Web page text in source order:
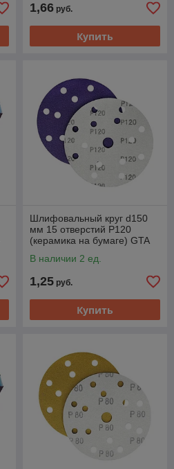
1,66 руб.
Купить
Шлифовальный круг d150
мм 15 отверстий P120
(керамика на бумаге) GTA
В наличии 2 ед.
1,25 руб.
Купить